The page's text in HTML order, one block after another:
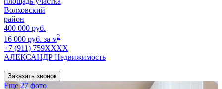
Волховский
район
400 000 руб.
16 000 руб. за м2
+7 (911) 759XXXX
АЛЕКСАНДР Недвижимость
Заказать звонок
Еще 27 фото